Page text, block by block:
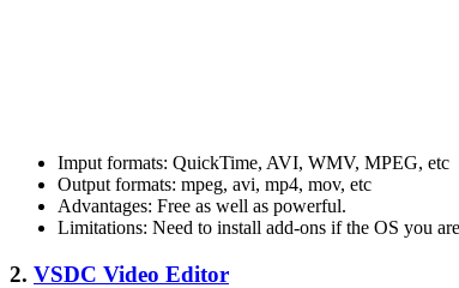
Imput formats: QuickTime, AVI, WMV, MPEG, etc
Output formats: mpeg, avi, mp4, mov, etc
Advantages: Free as well as powerful.
Limitations: Need to install add-ons if the OS you
2. VSDC Video Editor